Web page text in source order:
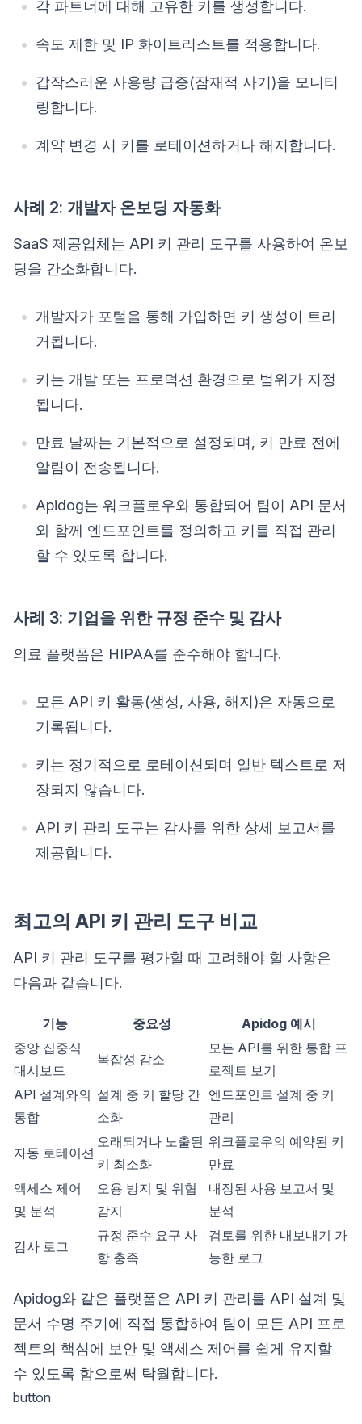
각 파트너에 대해 고유한 키를 생성합니다.
속도 제한 및 IP 화이트리스트를 적용합니다.
갑작스러운 사용량 급증(잠재적 사기)을 모니터
링합니다.
계약 변경 시 키를 로테이션하거나 해지합니다.
사례 2: 개발자 온보딩 자동화
SaaS 제공업체는 API 키 관리 도구를 사용하여 온보
딩을 간소화합니다.
개발자가 포털을 통해 가입하면 키 생성이 트리
거됩니다.
키는 개발 또는 프로덕션 환경으로 범위가 지정
됩니다.
만료 날짜는 기본적으로 설정되며, 키 만료 전에
알림이 전송됩니다.
Apidog는 워크플로우와 통합되어 팀이 API 문서
와 함께 엔드포인트를 정의하고 키를 직접 관리
할 수 있도록 합니다.
사례 3: 기업을 위한 규정 준수 및 감사
의료 플랫폼은 HIPAA를 준수해야 합니다.
모든 API 키 활동(생성, 사용, 해지)은 자동으로
기록됩니다.
키는 정기적으로 로테이션되며 일반 텍스트로 저
장되지 않습니다.
API 키 관리 도구는 감사를 위한 상세 보고서를
제공합니다.
최고의 API 키 관리 도구 비교
API 키 관리 도구를 평가할 때 고려해야 할 사항은
다음과 같습니다.
기능 중요성
Apidog 예시
중앙 집중식
대시보드
복잡성 감소
모든 API를 위한 통합 프
로젝트 보기
API 설계와의
통합
설계 중 키 할당 간
소화
엔드포인트 설계 중 키
관리
자동 로테이션
오래되거나 노출된
키 최소화
워크플로우의 예약된 키
만료
액세스 제어
및 분석
오용 방지 및 위협
감지
내장된 사용 보고서 및
분석
감사 로그
규정 준수 요구 사
항 충족
검토를 위한 내보내기 가
능한 로그
Apidog와 같은 플랫폼은 API 키 관리를 API 설계 및
문서 수명 주기에 직접 통합하여 팀이 모든 API 프로
젝트의 핵심에 보안 및 액세스 제어를 쉽게 유지할
수 있도록 함으로써 탁월합니다.
button